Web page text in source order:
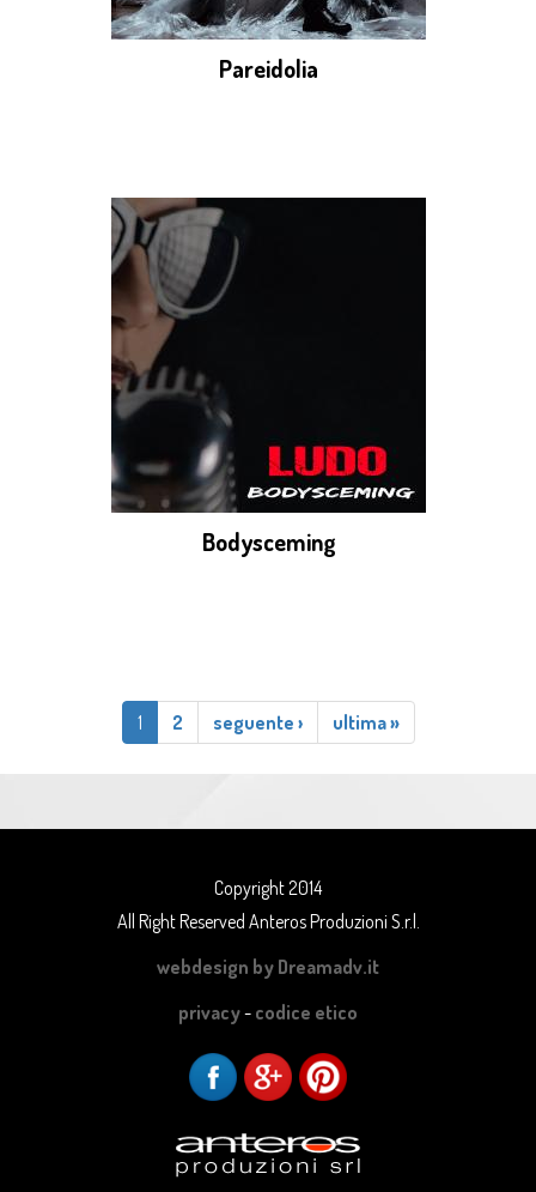
Pareidolia
Bodysceming
1 2 seguente › ultima »
Copyright 2014
All Right Reserved Anteros Produzioni S.r.l.
webdesign by Dreamadv.it
privacy- codice etico